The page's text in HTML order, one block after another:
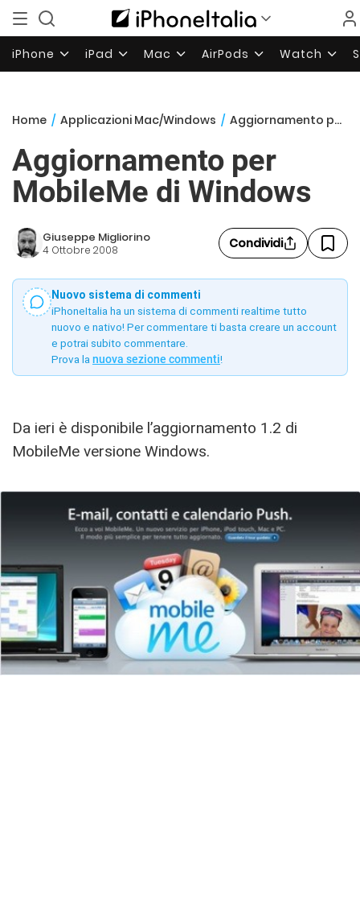
iPhone iPad Mac AirPods Watch
Home / Applicazioni Mac/Windows / Aggiornamento per MobileMe di Windows
Aggiornamento per
MobileMe di Windows
Giuseppe Migliorino
4 Ottobre 2008 Condividi
Nuovo sistema di commenti
iPhoneItalia ha un sistema di commenti realtime tutto
nuovo e nativo! Per commentare ti basta creare un account
e potrai subito commentare.
Prova la nuova sezione commenti!
Da ieri è disponibile l’aggiornamento 1.2 di
MobileMe versione Windows.